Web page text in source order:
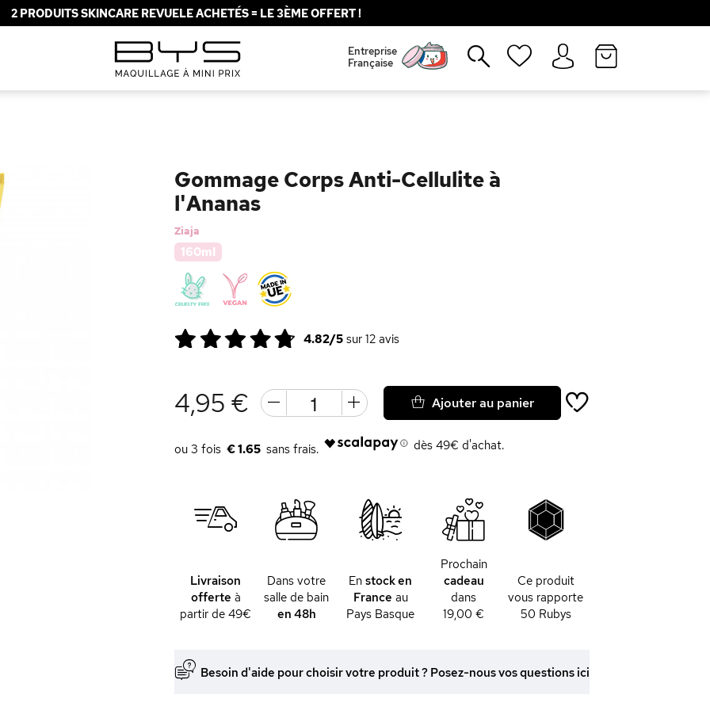
2 PRODUITS SKINCARE REVUELE ACHETÉS = LE 3ÈME OFFERT !
Entreprise
Française
Gommage Corps Anti-Cellulite à
l'Ananas
Ziaja
160ml
4.82/5sur 12avis
4,95 €
€ 1.65 dès 49€ d'achat.
Ajouter au panier
Livraison
offerte à
partir de 49€
Dans votre
salle de bain
en 48h
Enstock en
France au
Pays Basque
Prochain
cadeau
dans
19,00 €
Ce produit
vous rapporte
50 Rubys
Besoin d'aide pour choisir votre produit ? Posez-nous vos questions ici